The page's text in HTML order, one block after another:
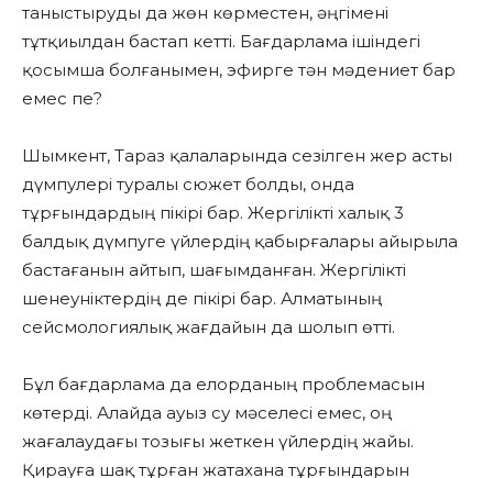
таныстыруды да жөн көрместен, әңгімені
тұтқиылдан бастап кетті. Бағдарлама ішіндегі
қосымша болғанымен, эфирге тән мәдениет бар
емес пе?
Шымкент, Тараз қалаларында сезілген жер асты
дүмпулері туралы сюжет болды, онда
тұрғындардың пікірі бар. Жергілікті халық 3
балдық дүмпуге үйлердің қабырғалары айырыла
бастағанын айтып, шағымданған. Жергілікті
шенеуніктердің де пікірі бар. Алматының
сейсмологиялық жағдайын да шолып өтті.
Бұл бағдарлама да елорданың проблемасын
көтерді. Алайда ауыз су мәселесі емес, оң
жағалаудағы тозығы жеткен үйлердің жайы.
Қирауға шақ тұрған жатахана тұрғындарын